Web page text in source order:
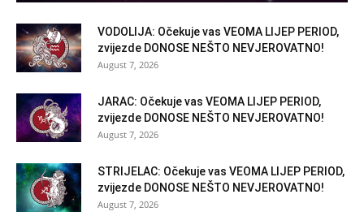
VODOLIJA: Očekuje vas VEOMA LIJEP PERIOD,
zvijezde DONOSE NEŠTO NEVJEROVATNO!
August 7, 2026
JARAC: Očekuje vas VEOMA LIJEP PERIOD,
zvijezde DONOSE NEŠTO NEVJEROVATNO!
August 7, 2026
STRIJELAC: Očekuje vas VEOMA LIJEP PERIOD,
zvijezde DONOSE NEŠTO NEVJEROVATNO!
August 7, 2026